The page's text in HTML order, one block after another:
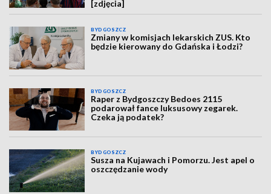
[zdjęcia]
BYDGOSZCZ
Zmiany w komisjach lekarskich ZUS. Kto
będzie kierowany do Gdańska i Łodzi?
BYDGOSZCZ
Raper z Bydgoszczy Bedoes 2115
podarował fance luksusowy zegarek.
Czeka ją podatek?
BYDGOSZCZ
Susza na Kujawach i Pomorzu. Jest apel o
oszczędzanie wody